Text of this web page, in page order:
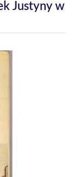
Justyny w